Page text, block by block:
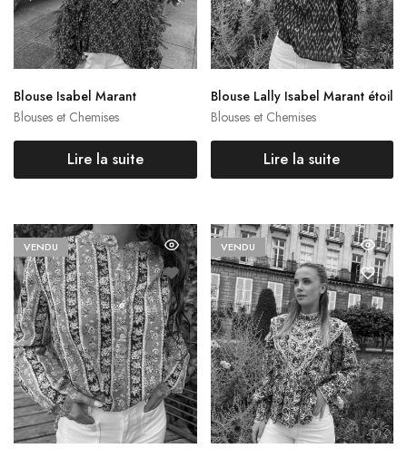
Blouses et Chemises
Blouse Isabel Marant
Lire la suite
Blouses et Chemises
Blouse Lally Isabel Marant étoil
e
Lire la suite
VENDU VENDU